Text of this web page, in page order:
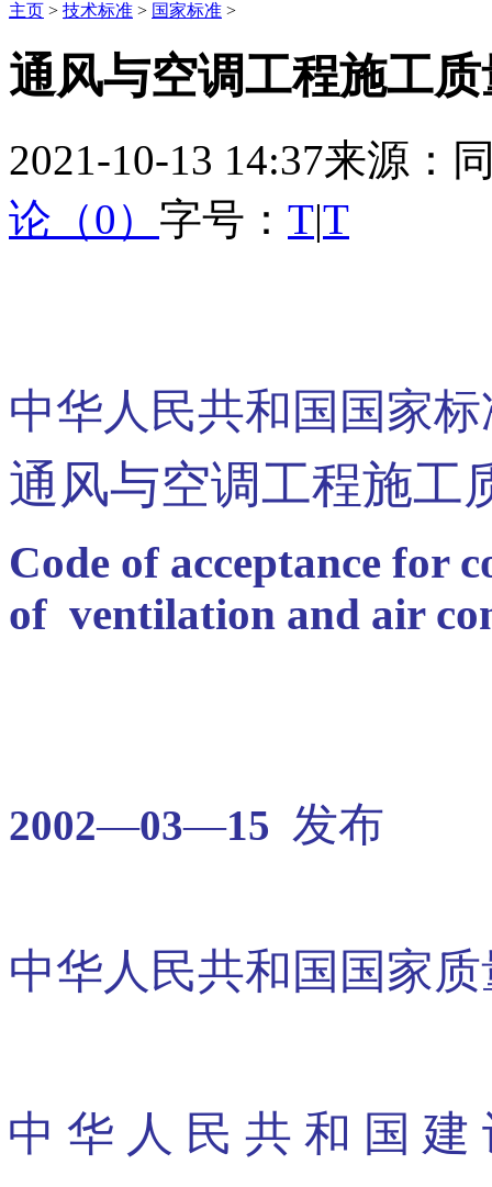
主页 > 技术标准 > 国家标准 >
通风与空调工程施工
2021-10-13 14:37来源：
论（0） 字号： T|T
中华人民共和国国家标
通风与空调工程施工
Code of acceptance for
of ventilation and air
2002—03—15 发布
中华人民共和国国家
中 华 人 民 共 和 国 建